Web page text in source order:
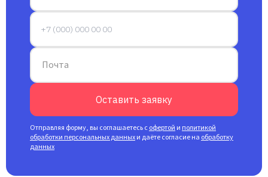
Почта
Оставить заявку
Отправляя форму, вы соглашаетесь софертой и политикой
обработки персональных данныхи даёте согласие на обработку
данных